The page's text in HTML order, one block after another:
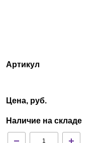
Партнеры
Контакты
Артикул
Цена, руб.
Наличие на складе